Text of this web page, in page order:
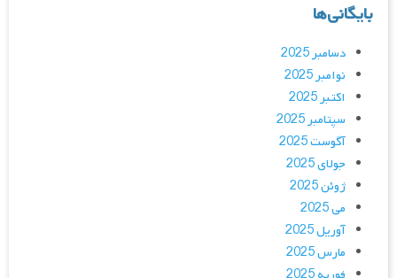
بایگانی‌ها
دسامبر 2025
نوامبر 2025
اکتبر 2025
سپتامبر 2025
آگوست 2025
جولای 2025
ژوئن 2025
می 2025
آوریل 2025
مارس 2025